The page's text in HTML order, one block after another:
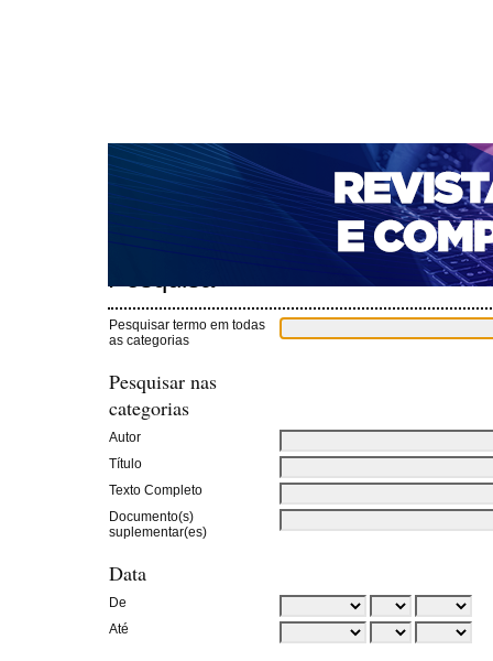
CAPA SOBRE ACESSO CADASTRO
NOTÍCIAS
PORTAL DE REVISTAS DA UNIFACS
PARA AVALIADORES
NOVA SUBMISSÃO
Pesquisar termo em todas
as categorias
Pesquisar nas
categorias
Autor
Título
Texto Completo
Documento(s)
suplementar(es)
Data
De
Até